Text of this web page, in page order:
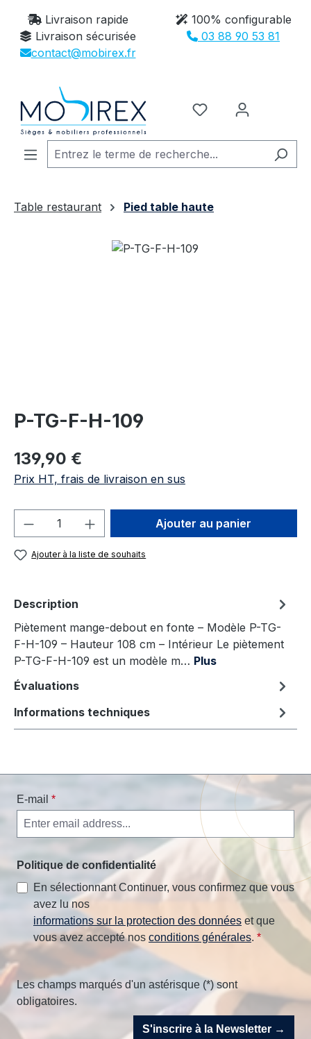
Passer au contenu principal
Livraison rapide
100% configurable
Livraison sécurisée
03 88 90 53 81
contact@mobirex.fr
Vous avez 0
Table restaurant
Pied table haute
P-TG-F-H-109
Prix régulier :
139,90 €
Prix HT, frais de livraison en sus
Quantité de produit : Entrez la
Ajouter au panier
Ajouter à la liste de souhaits
Description
Piètement mange-debout en fonte – Modèle P-TG-
F-H-109 – Hauteur 108 cm – Intérieur Le piètement
P-TG-F-H-109 est un modèle m… Plus
Évaluations
Informations techniques
E-mail *
Politique de confidentialité
En sélectionnant Continuer, vous confirmez que vous
avez lu nos
informations sur la protection des données et que
vous avez accepté nos conditions générales. *
Les champs marqués d'un astérisque (*) sont
obligatoires.
S'inscrire à la Newsletter →